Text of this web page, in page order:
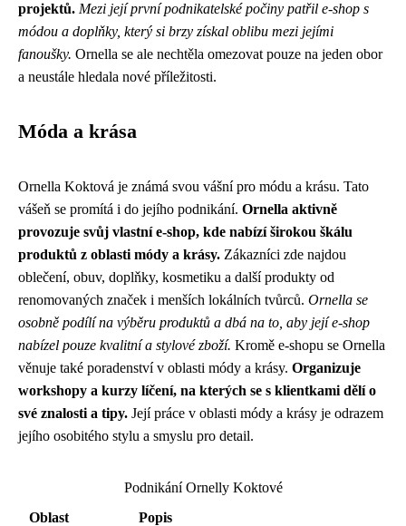
projektů. Mezi její první podnikatelské počiny patřil e-shop s
módou a doplňky, který si brzy získal oblibu mezi jejími
fanoušky. Ornella se ale nechtěla omezovat pouze na jeden obor
a neustále hledala nové příležitosti.
Móda a krása
Ornella Koktová je známá svou vášní pro módu a krásu. Tato
vášeň se promítá i do jejího podnikání. Ornella aktivně
provozuje svůj vlastní e-shop, kde nabízí širokou škálu
produktů z oblasti módy a krásy. Zákazníci zde najdou
oblečení, obuv, doplňky, kosmetiku a další produkty od
renomovaných značek i menších lokálních tvůrců. Ornella se
osobně podílí na výběru produktů a dbá na to, aby její e-shop
nabízel pouze kvalitní a stylové zboží. Kromě e-shopu se Ornella
věnuje také poradenství v oblasti módy a krásy. Organizuje
workshopy a kurzy líčení, na kterých se s klientkami dělí o
své znalosti a tipy. Její práce v oblasti módy a krásy je odrazem
jejího osobitého stylu a smyslu pro detail.
Podnikání Ornelly Koktové
Oblast
Popis